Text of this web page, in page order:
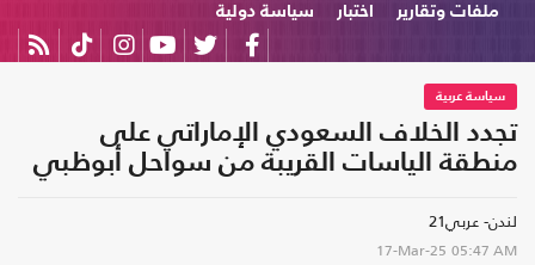
ملفات وتقارير
اختبار سياسة دولية
سياسة عربية
تجدد الخلاف السعودي الإماراتي على
منطقة الياسات القريبة من سواحل أبوظبي
لندن- عربي21
17-Mar-25 05:47 AM